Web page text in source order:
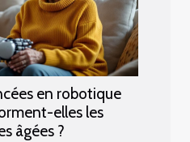
en robotique
elles les
âgées ?